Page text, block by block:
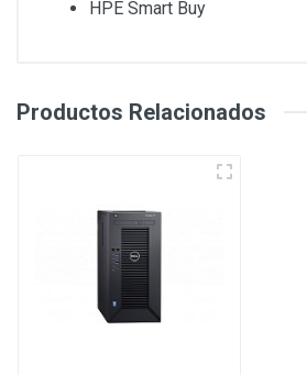
HPE Smart Buy
Productos Relacionados